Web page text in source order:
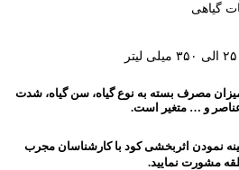
گیاهی
مصرف بسته به نوع گیاه، سن گیاه، شدت
و … متغیر است.
نمودن اثربخشی کود با کارشناسان مجرب
مشورت نمایید.